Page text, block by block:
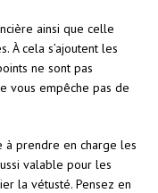
ainsi que celle
À cela s’ajoutent les
ne sont pas
vous empêche pas de
à prendre en charge les
valable pour les
la vétusté. Pensez en